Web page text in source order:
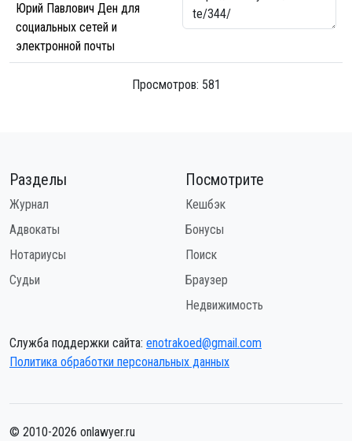
Юрий Павлович Ден для
социальных сетей и
электронной почты
Просмотров: 581
Разделы
Журнал
Адвокаты
Нотариусы
Судьи
Посмотрите
Кешбэк
Бонусы
Поиск
Браузер
Недвижимость
Служба поддержки сайта: enotrakoed@gmail.com
Политика обработки персональных данных
© 2010-2026 onlawyer.ru